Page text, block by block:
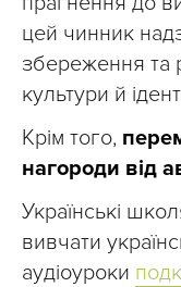
цей чинник
збереження та
культури й
Крім того,
нагороди від
Українські
вивчати
аудіоуроки